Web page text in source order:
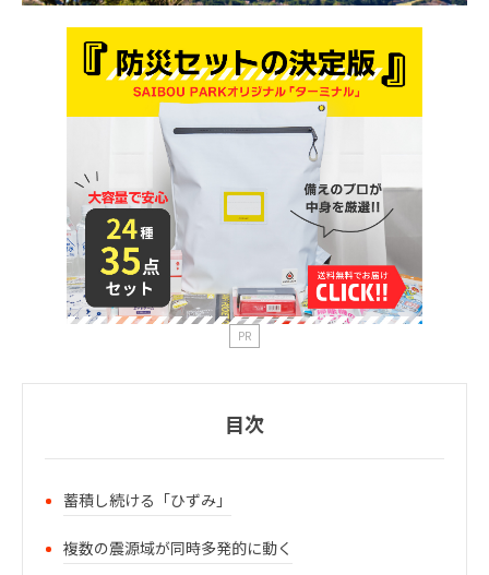
PR
目次
蓄積し続ける「ひずみ」
複数の震源域が同時多発的に動く